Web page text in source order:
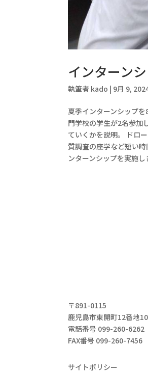
インターン
執筆者 kado | 9月 9,
夏季インターンシップ
門学校の学生が2名参加
ていくかを説明。 ドロ
質調査の座学など短い
ンターンシップを実施
〒891-0115
鹿児島市東開町12番地10
電話番号 099-260-6262
FAX番号 099-260-7456
サイトポリシー